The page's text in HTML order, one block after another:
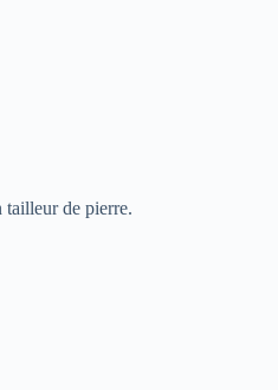
tailleur de pierre.